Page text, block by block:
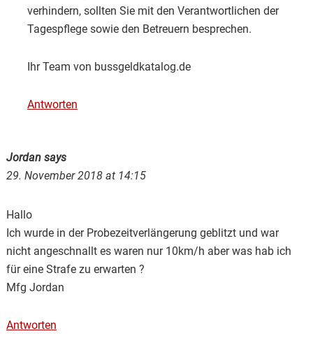
verhindern, sollten Sie mit den Verantwortlichen der
Tagespflege sowie den Betreuern besprechen.
Ihr Team von bussgeldkatalog.de
Antworten
Jordan says
29. November 2018 at 14:15
Hallo
Ich wurde in der Probezeitverlängerung geblitzt und war
nicht angeschnallt es waren nur 10km/h aber was hab ich
für eine Strafe zu erwarten ?
Mfg Jordan
Antworten